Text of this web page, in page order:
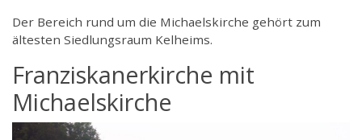
Der Bereich rund um die Michaelskirche gehört zum
ältesten Siedlungsraum Kelheims.
Franziskanerkirche mit
Michaelskirche